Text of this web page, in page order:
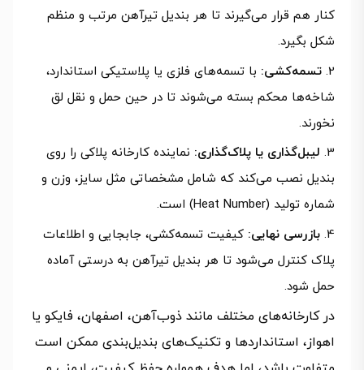
کنار هم قرار می‌گیرند تا هر بندیل تیرآهن مرتب و منظم
شکل بگیرد.
تسمه‌کشی: با تسمه‌های فلزی یا پلاستیکی استاندارد،
شاخه‌ها محکم بسته می‌شوند تا در حین حمل‌ و نقل لق
نخورند.
لیبل‌گذاری یا پلاک‌گذاری: نماینده کارخانه پلاکی را روی
بندیل نصب می‌کند که شامل مشخصاتی مثل سایز، وزن و
شماره تولید (Heat Number) است.
بازرسی نهایی: کیفیت تسمه‌کشی، جابجایی و اطلاعات
پلاک کنترل می‌شود تا هر بندیل تیرآهن به درستی آماده
حمل شود.
در کارخانه‌های مختلف مانند ذوب‌آهن، اصفهان، فایکو یا
اهواز، استانداردها و تکنیک‌های بندیل‌بندی ممکن است